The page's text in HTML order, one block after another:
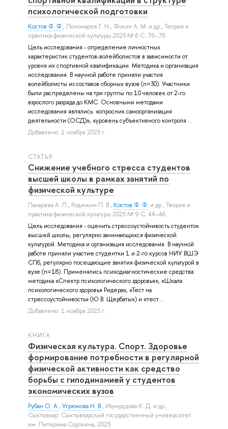
психологической подготовки
Костов Ф. Ф., Пономарев Г. Н., Фокин А. М. и др., Теория и
практика физической культуры 2025 № 6 С. 76–78
Цель исследования - определение личностных
характеристик студентов-волейболистов в зависимости от
уровня их спортивной квалификации. Методика и организация
исследования. В научной работе приняли участия
волейболисты из составов сборных вузов (n=30). Участники
были распределены на три группы по 10 человек от 2-го
взрослого разряда до КМС. Основными методами
исследования являлись: «опросник самоорганизация
деятельности (ОСД)», «уровень субъективного контроля ...
Добавлено: 1 ноября 2025 г.
СТАТЬЯ
Снижение учебного стресса студентов
высшей школы в рамках занятий по
физической культуре
Пахарева А. П., Родичкин П. В., Костов Ф. Ф. и др., Теория и
практика физической культуры 2025 № 9 С. 44–46
Цель исследования - оценить стрессоустойчивость студенток
высшей школы, регулярно занимающихся физической
культурой. Методика и организация исследования. В научной
работе приняли участие студентки 1 и 2-го курсов НИУ ВШЭ
СПб, регулярно посещающие занятия физической культурой в
вузе (n=18). Применялись психодиагностические средства:
методика «Спектр психологического здоровья», «Шкала
психологического здоровья Ридера», «Тест на
стрессоустойчивость» (Ю.В. Щербатых) и «тест ...
Добавлено: 1 ноября 2025 г.
КНИГА
Физическая культура. Спорт. Здоровье
формирование потребности в регулярной
физической активности как средство
борьбы с гиподинамией у студентов
экономических вузов
Рубан О. А., Угрюмова Н. В., Изумрудова К. Д. и др.,
Сыктывкар: Сыктывкарский государственный университет
им. Питирима Сорокина, 2025.